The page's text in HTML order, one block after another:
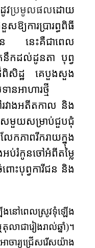
វ​ប្រមូល​ផលដោយ
ការ​ប្រារព្ធពិធី​
ាន នេះ​គឺជា​ពេល
នឹកដល់​ដូនតា​ ​បុព្វ
ពិសិដ្ឋ​ ​គេបួងសួង​​
នអាហារថ្មី
វាង​អតីតកាល​ និង​
ស​មួយ​សម្រាប់​​ជួបជុំ
ភាព​រីករាយ​ក្នុង​
ប់រំ​កូន​ចៅ​អំពី​តម្លៃ​
ះ​បុព្វការីជន និង
ងនៅ​​ពេល​​ស្រូវ​​ទុំ​​ឡើង​
ជា​​រៀង​រាល់​​ឆ្នាំ​)។
ារ្យ​ជ្រើសរើស​យ៉ាង​